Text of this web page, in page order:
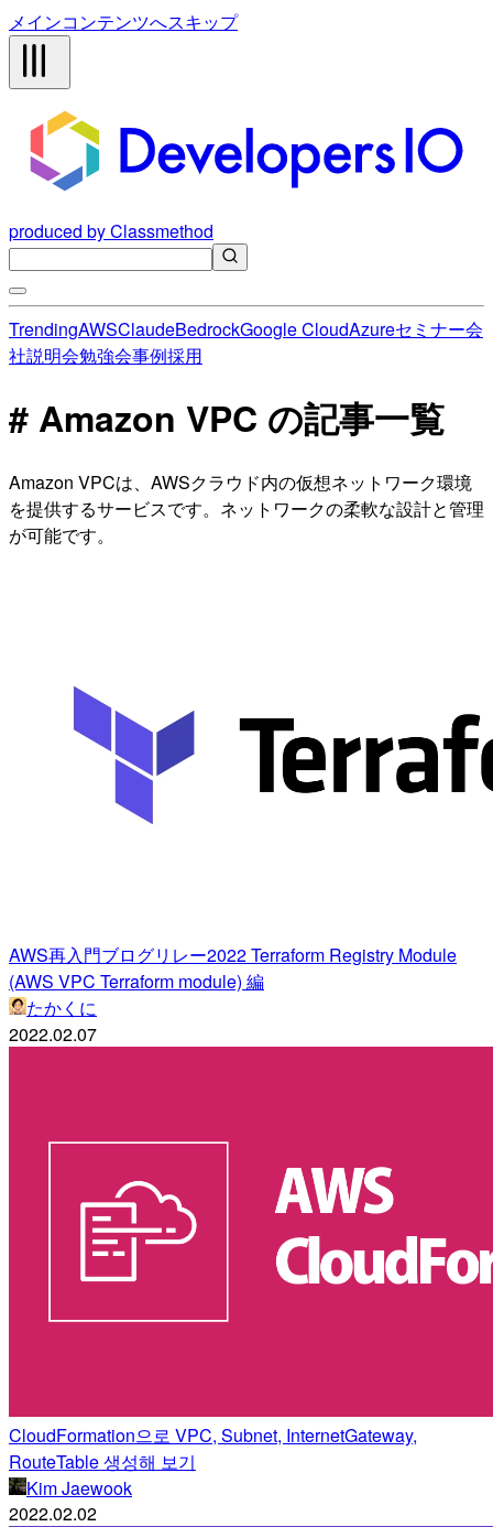
メインコンテンツへスキップ
produced by Classmethod
TrendingAWSClaudeBedrockGoogle CloudAzureセミナー会
社説明会勉強会事例採用
# Amazon VPC の記事一覧
Amazon VPCは、AWSクラウド内の仮想ネットワーク環境
を提供するサービスです。ネットワークの柔軟な設計と管理
が可能です。
AWS再入門ブログリレー2022 Terraform Registry Module
(AWS VPC Terraform module) 編
たかくに
2022.02.07
CloudFormation으로 VPC, Subnet, InternetGateway,
RouteTable 생성해 보기
Kim Jaewook
2022.02.02